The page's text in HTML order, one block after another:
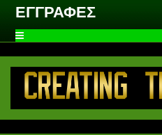
ΕΓΓΡΑΦΕΣ